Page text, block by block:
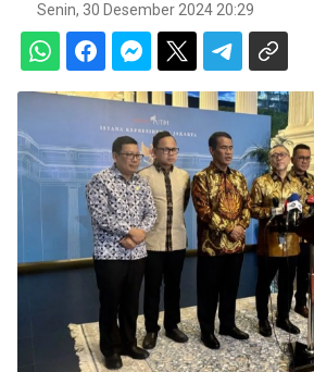
Senin, 30 Desember 2024 20:29